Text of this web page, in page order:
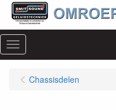
Menu
Chassisdelen